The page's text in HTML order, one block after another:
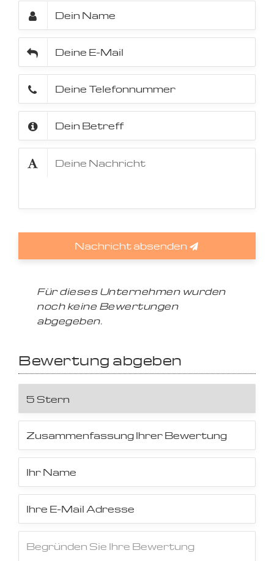
Nachricht absenden
Für dieses Unternehmen wurden
noch keine Bewertungen
abgegeben.
Bewertung abgeben